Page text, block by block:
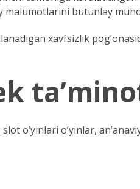
malumotlarini butunlay
xavfsizlik
o’yinlari o’yinlar,